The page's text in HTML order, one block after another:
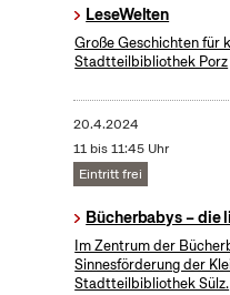
LeseWelten
Große Geschichten für
Stadtteilbibliothek Porz
20.4.2024
11 bis 11:45 Uhr
Eintritt frei
Bücherbabys – die
Im Zentrum der
Sinnesförderung der
Stadtteilbibliothek Sülz.